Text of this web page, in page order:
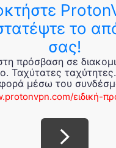
το
σας!
πρόσβαση σε
Ταχύτατες
μέσω του
ειδική-